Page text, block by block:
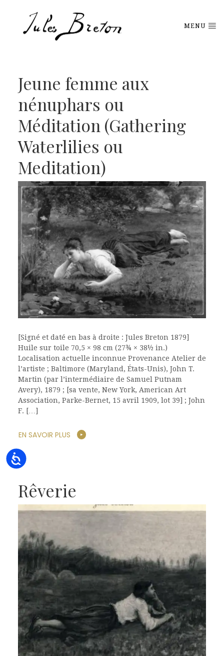
Accessibility
MENU
Jeune femme aux
nénuphars ou
Méditation (Gathering
Waterlilies ou
Meditation)
[Signé et daté en bas à droite : Jules Breton 1879]
Huile sur toile 70,5 × 98 cm (27¾ × 38½ in.)
Localisation actuelle inconnue Provenance Atelier de
l’artiste ; Baltimore (Maryland, États-Unis), John T.
Martin (par l’intermédiaire de Samuel Putnam
Avery), 1879 ; [sa vente, New York, American Art
Association, Parke-Bernet, 15 avril 1909, lot 39] ; John
F. […]
EN SAVOIR PLUS
Rêverie